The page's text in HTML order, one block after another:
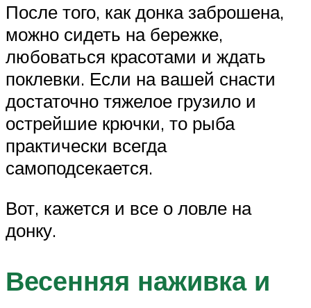
После того, как донка заброшена,
можно сидеть на бережке,
любоваться красотами и ждать
поклевки. Если на вашей снасти
достаточно тяжелое грузило и
острейшие крючки, то рыба
практически всегда
самоподсекается.
Вот, кажется и все о ловле на
донку.
Весенняя наживка и